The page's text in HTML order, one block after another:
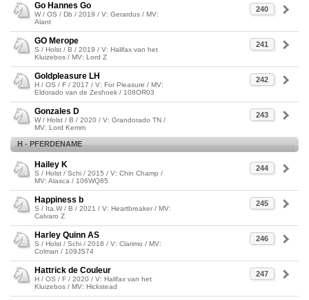
240
Go Hannes Go
W / OS / Db / 2019 / V: Gerardus / MV:
Alant
241
GO Merope
S / Holst / B / 2019 / V: Halifax van het
Kluizebos / MV: Lord Z
242
Goldpleasure LH
H / OS / F / 2017 / V: For Pleasure / MV:
Eldorado van de Zeshoek / 108OR03
243
Gonzales D
W / Holst / B / 2020 / V: Grandorado TN /
MV: Lord Kemm
H - PFERDENAME
244
Hailey K
S / Holst / Schi / 2015 / V: Chin Champ /
MV: Alasca / 106WQ85
245
Happiness b
S / Ita.W / B / 2021 / V: Heartbreaker / MV:
Calvaro Z
246
Harley Quinn AS
S / Holst / Schi / 2018 / V: Clarimo / MV:
Colman / 109JS74
247
Hattrick de Couleur
H / OS / F / 2020 / V: Halifax van het
Kluizebos / MV: Hickstead